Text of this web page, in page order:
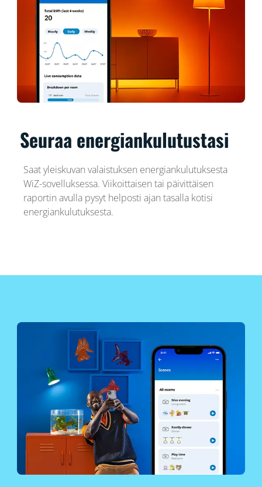
Seuraa energiankulutustasi
Saat yleiskuvan valaistuksen energiankulutuksesta
WiZ-sovelluksessa. Viikoittaisen tai päivittäisen
raportin avulla pysyt helposti ajan tasalla kotisi
energiankulutuksesta.